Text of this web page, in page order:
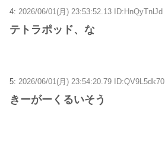
4: 2026/06/01(月) 23:53:52.13 ID:HnQyTnlJd
テトラポッド、な
5: 2026/06/01(月) 23:54:20.79 ID:QV9L5dk70
きーがーくるいそう